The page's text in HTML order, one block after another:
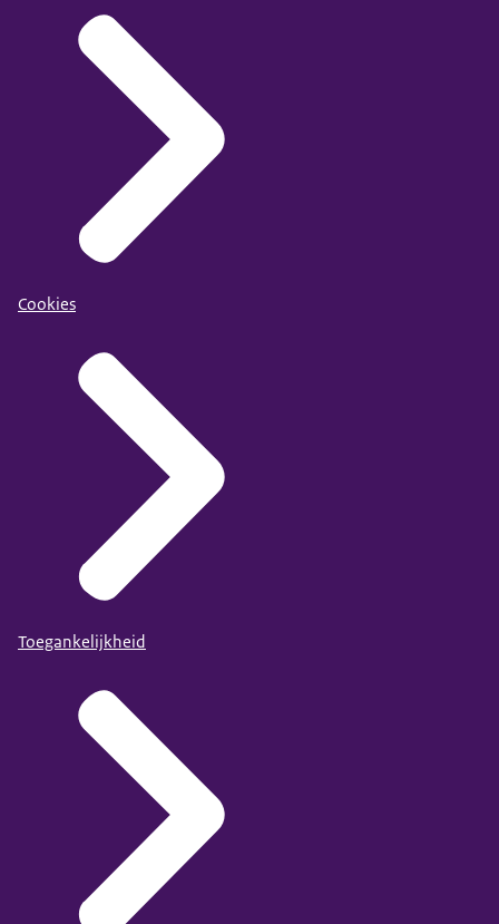
Cookies
Toegankelijkheid